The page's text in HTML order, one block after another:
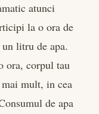
atunci
la o ora de
litru de apa.
ora, corpul tau
mult, in cea
de apa